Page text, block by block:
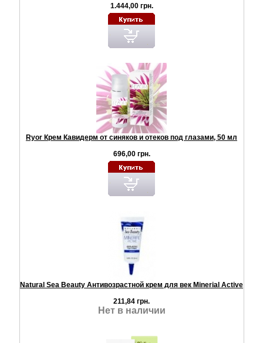
1.444,00 грн.
Ryor Крем Кавидерм от синяков и отеков под глазами, 50 мл
696,00 грн.
Natural Sea Beauty Антивозрастной крем для век Minerial Active
211,84 грн.
Нет в наличии